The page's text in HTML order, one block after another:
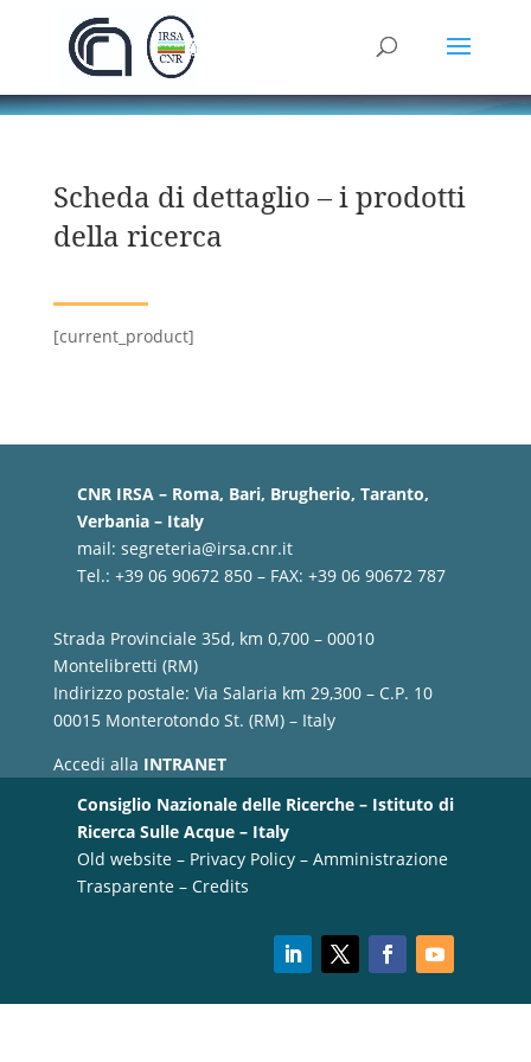
Scheda di dettaglio – i prodotti
della ricerca
[current_product]
CNR IRSA – Roma, Bari, Brugherio, Taranto,
Verbania – Italy
mail: segreteria@irsa.cnr.it
Tel.: +39 06 90672 850 – FAX: +39 06 90672 787
Strada Provinciale 35d, km 0,700 – 00010
Montelibretti (RM)
Indirizzo postale: Via Salaria km 29,300 – C.P. 10
00015 Monterotondo St. (RM) – Italy
Accedi alla INTRANET
Consiglio Nazionale delle Ricerche – Istituto di
Ricerca Sulle Acque – Italy
Old website– Privacy Policy– Amministrazione
Trasparente– Credits